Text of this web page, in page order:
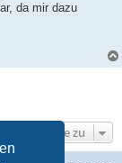
da mir dazu
Gehe zu